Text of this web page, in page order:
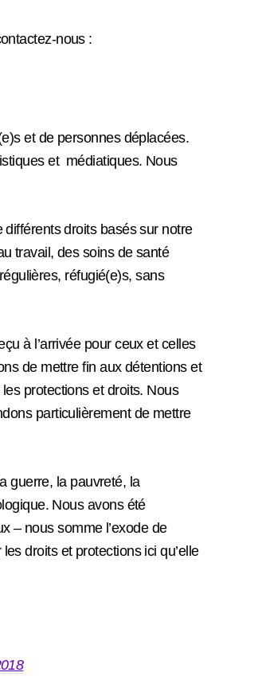
nous :
et de personnes déplacées.
et médiatiques. Nous
droits basés sur notre
travail, des soins de santé
réfugié(e)s, sans
à l’arrivée pour ceux et celles
de mettre fin aux détentions et
protections et droits. Nous
particulièrement de mettre
guerre, la pauvreté, la
Nous avons été
– nous somme l’exode de
droits et protections ici qu’elle